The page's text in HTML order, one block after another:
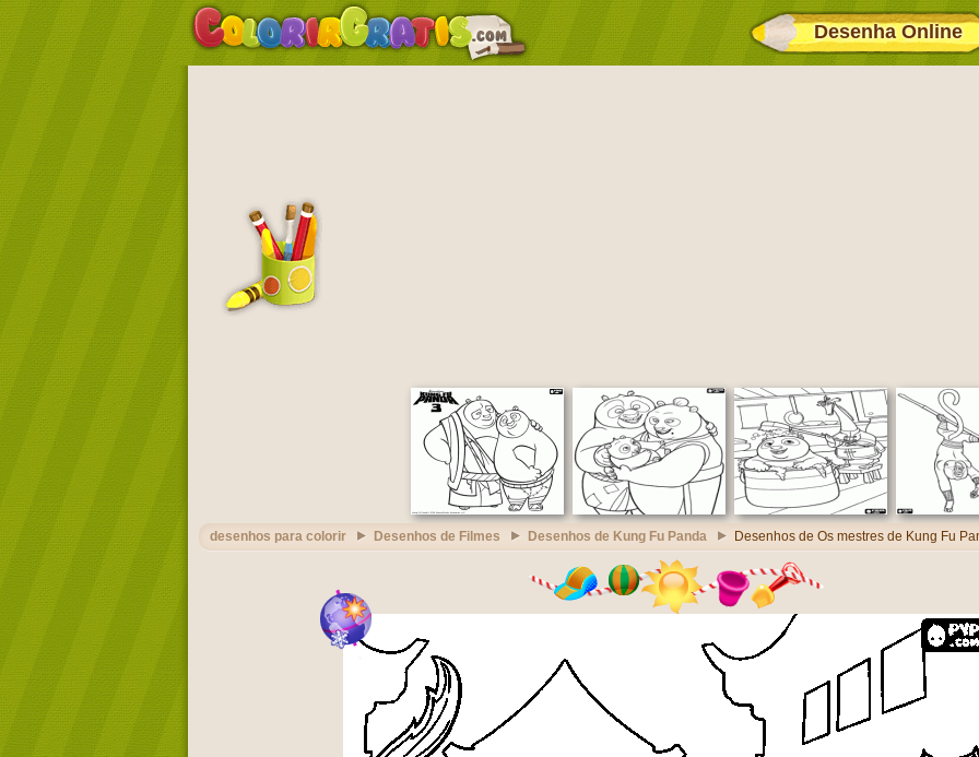
Desenha Online
desenhos para colorir Desenhos de Filmes Desenhos de Kung Fu Panda Desenhos de Os mestres de Kung Fu